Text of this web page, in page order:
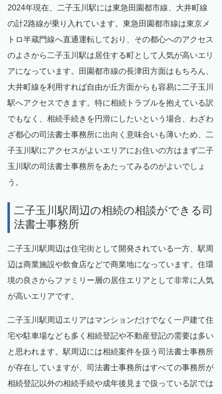
2024年現在、二子玉川駅には東急田園都市線、大井町線
の計2路線が乗り入れています。東急田園都市線は東京メ
トロ半蔵門線へ直通運転しており、その都心へのアクセス
のよさから二子玉川駅は居住する町として人気が高いエリ
アになっています。田園都市線の長津田方面はもちろん、
大井町線を利用すれば自由が丘方面からも容易に二子玉川
駅へアクセスできます。特に相続トラブルを抱えている訳
でもなく、相続手続きを円滑にしたいという場合、わざわ
ざ都心の司法書士事務所に出向く意味合いも薄いため、二
子玉川駅にアクセスがよいエリアにお住いの方はまず二子
玉川駅の司法書士事務所をあたってみるのがよいでしょ
う。
二子玉川駅周辺の相続の相談ができる司
法書士事務所
二子玉川駅周辺は住宅街として開発されている一方、駅周
辺は商業施設や飲食店などで商業地になっています。住環
境の良さからファミリー層の居住エリアとして非常に人気
が高いエリアです。
二子玉川駅周辺エリアはマンションだけでなく一戸建て住
宅や駐車場なども多く相続登記や不動産登記の需要は多い
と思われます。駅周辺には相続案件を扱う司法書士事務所
が存在していますが、司法書士事務所はすべての事務所が
相続登記以外の相続手続や成年後見まで扱っている訳では